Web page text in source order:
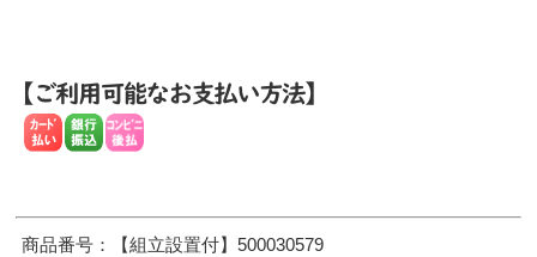
商品番号：【組立設置付】500030579